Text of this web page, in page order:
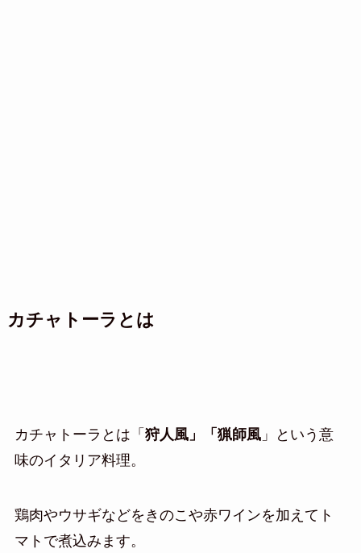
カチャトーラとは
カチャトーラとは「 狩人風」「猟師風」という意
味のイタリア料理。
鶏肉やウサギなどをきのこや赤ワインを加えてト
マトで煮込みます。